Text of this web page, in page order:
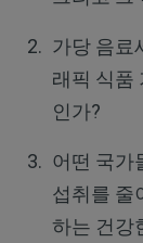
가당 음료
래픽 식품
인가?
어떤 국가
섭취를 줄
하는 건강